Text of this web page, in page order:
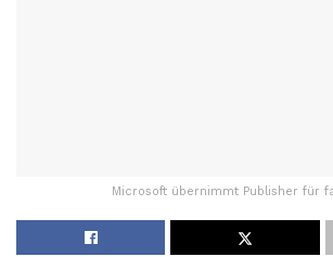
Microsoft übernimmt Publisher für